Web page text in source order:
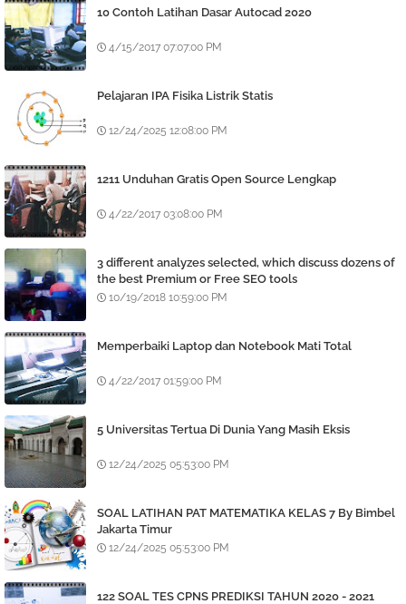
10 Contoh Latihan Dasar Autocad 2020
4/15/2017 07:07:00 PM
Pelajaran IPA Fisika Listrik Statis
12/24/2025 12:08:00 PM
1211 Unduhan Gratis Open Source Lengkap
4/22/2017 03:08:00 PM
3 different analyzes selected, which discuss dozens of
the best Premium or Free SEO tools
10/19/2018 10:59:00 PM
Memperbaiki Laptop dan Notebook Mati Total
4/22/2017 01:59:00 PM
5 Universitas Tertua Di Dunia Yang Masih Eksis
12/24/2025 05:53:00 PM
SOAL LATIHAN PAT MATEMATIKA KELAS 7 By Bimbel
Jakarta Timur
12/24/2025 05:53:00 PM
122 SOAL TES CPNS PREDIKSI TAHUN 2020 - 2021